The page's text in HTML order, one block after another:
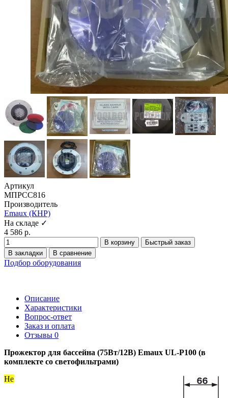
Артикул
МПРСС816
Производитель
Emaux (КНР)
На складе ✓
4 586 р.
В корзину
Быстрый заказ
В закладки
В сравнение
Подбор оборудования
Описание
Характеристики
Вопрос-ответ
Заказ и оплата
Отзывы 0
Прожектор для бассейна (75Вт/12В) Emaux UL-P100 (в
комплекте со светофильтрами)
Не